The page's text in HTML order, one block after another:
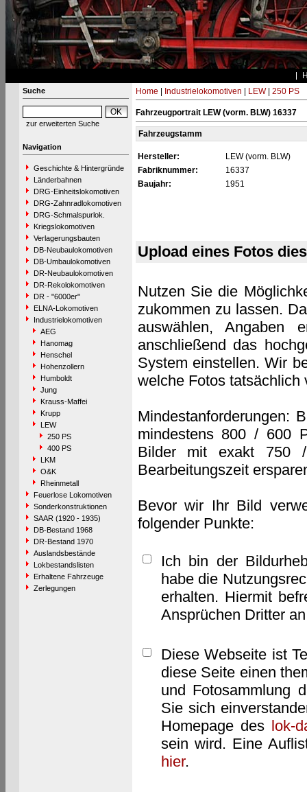
Suche
zur erweiterten Suche
Navigation
Geschichte & Hintergründe
Länderbahnen
DRG-Einheitslokomotiven
DRG-Zahnradlokomotiven
DRG-Schmalspurlok.
Kriegslokomotiven
Verlagerungsbauten
DB-Neubaulokomotiven
DB-Umbaulokomotiven
DR-Neubaulokomotiven
DR-Rekolokomotiven
DR - "6000er"
ELNA-Lokomotiven
Industrielokomotiven
AEG
Hanomag
Henschel
Hohenzollern
Humboldt
Jung
Krauss-Maffei
Krupp
LEW
250 PS
400 PS
LKM
O&K
Rheinmetall
Feuerlose Lokomotiven
Sonderkonstruktionen
SAAR (1920 - 1935)
DB-Bestand 1968
DR-Bestand 1970
Auslandsbestände
Lokbestandslisten
Erhaltene Fahrzeuge
Zerlegungen
Home Industrielokomotiven LEW| 250 PS
Fahrzeugportrait LEW (vorm. BLW) 16337
Fahrzeugstamm
Hersteller:
LEW (vorm. BLW)
Fabriknummer:
16337
Baujahr:
1951
Upload eines Fotos
Nutzen Sie die
zukommen zu lassen.
auswählen, Angaben
anschließend das
System einstellen. Wir
welche Fotos tatsächlich
Mindestanforderungen:
mindestens 800 / 600
Bilder mit exakt 750
Bearbeitungszeit
Bevor wir Ihr Bild
folgender Punkte:
Ich bin der
habe die
erhalten. Hiermit
Ansprüchen Dritter
Diese Webseite ist
diese Seite einen
und Fotosammlung
Sie sich
Homepage des lok-
sein wird. Eine
hier.